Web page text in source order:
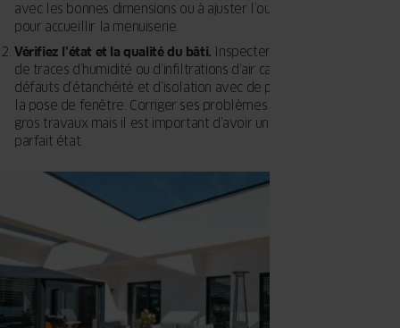
avec les bonnes dimensions ou à ajuster l’ouverture si nécessaire
pour accueillir la menuiserie.
Vérifiez l’état et la qualité du bâti. Inspecter le mur à la recherche
de traces d’humidité ou d’infiltrations d’air car il faudra corriger ces
défauts d’étanchéité et d’isolation avec de passer aux étapes de
la pose de fenêtre. Corriger ses problèmes pourra induire de plus
gros travaux mais il est important d’avoir une maçonnerie en
parfait état.